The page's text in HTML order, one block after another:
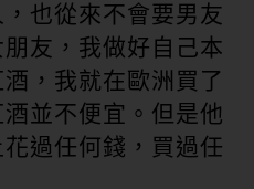
也從來不會要男友
友，我做好自己本
，我就在歐洲買了
並不便宜。但是他
過任何錢，買過任